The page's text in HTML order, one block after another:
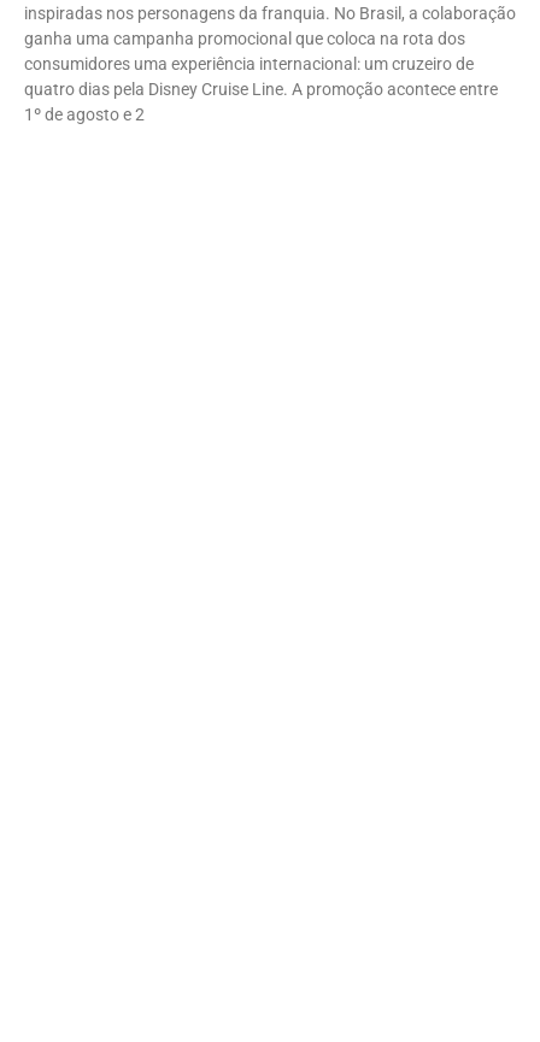
inspiradas nos personagens da franquia. No Brasil, a colaboração
ganha uma campanha promocional que coloca na rota dos
consumidores uma experiência internacional: um cruzeiro de
quatro dias pela Disney Cruise Line. A promoção acontece entre
1º de agosto e 2